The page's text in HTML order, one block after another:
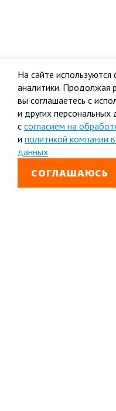
На сайте
аналитики. Продолжая
вы соглашаетесь с
и других персональных
с согласием на
и политикой компании
данных
СОГЛАШАЮСЬ